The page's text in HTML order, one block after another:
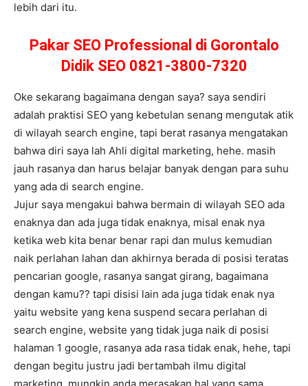
lebih dari itu.
Pakar SEO Professional di Gorontalo
Didik SEO 0821-3800-7320
Oke sekarang bagaimana dengan saya? saya sendiri
adalah praktisi SEO yang kebetulan senang mengutak atik
di wilayah search engine, tapi berat rasanya mengatakan
bahwa diri saya lah Ahli digital marketing, hehe. masih
jauh rasanya dan harus belajar banyak dengan para suhu
yang ada di search engine.
Jujur saya mengakui bahwa bermain di wilayah SEO ada
enaknya dan ada juga tidak enaknya, misal enak nya
ketika web kita benar benar rapi dan mulus kemudian
naik perlahan lahan dan akhirnya berada di posisi teratas
pencarian google, rasanya sangat girang, bagaimana
dengan kamu?? tapi disisi lain ada juga tidak enak nya
yaitu website yang kena suspend secara perlahan di
search engine, website yang tidak juga naik di posisi
halaman 1 google, rasanya ada rasa tidak enak, hehe, tapi
dengan begitu justru jadi bertambah ilmu digital